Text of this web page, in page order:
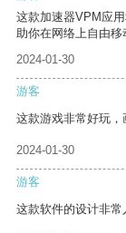
这款加速器VPM应
助你在网络上自由移
2024-01-30
游客
这款游戏非常好玩，
2024-01-30
游客
这款软件的设计非常